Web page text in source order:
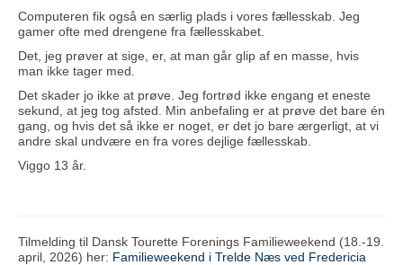
Computeren fik også en særlig plads i vores fællesskab. Jeg
gamer ofte med drengene fra fællesskabet.
Det, jeg prøver at sige, er, at man går glip af en masse, hvis
man ikke tager med.
Det skader jo ikke at prøve. Jeg fortrød ikke engang et eneste
sekund, at jeg tog afsted. Min anbefaling er at prøve det bare én
gang, og hvis det så ikke er noget, er det jo bare ærgerligt, at vi
andre skal undvære en fra vores dejlige fællesskab.
Viggo 13 år.
Tilmelding til Dansk Tourette Forenings Familieweekend (18.-19.
april, 2026) her: Familieweekend i Trelde Næs ved Fredericia